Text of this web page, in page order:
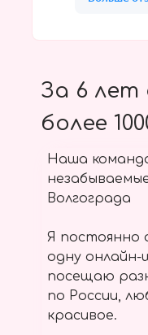
За 6 лет
более
Наша
Волгограда
Я постоянно
одну онлайн-
посещаю
по России,
красивое.